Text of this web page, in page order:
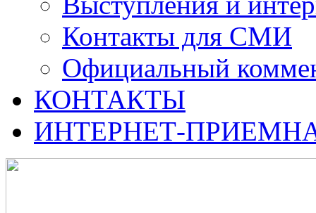
Контакты для СМИ
Официальный
КОНТАКТЫ
ИНТЕРНЕТ-